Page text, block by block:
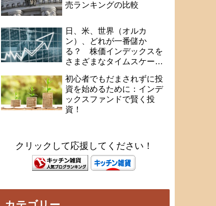
売ランキングの比較
日、米、世界（オルカ
ン）、どれが一番儲か
る？ 株価インデックスを
さまざまなタイムスケール
初心者でもだまされずに投
資を始めるために：インデ
ックスファンドで賢く投
資！
クリックして応援してください！